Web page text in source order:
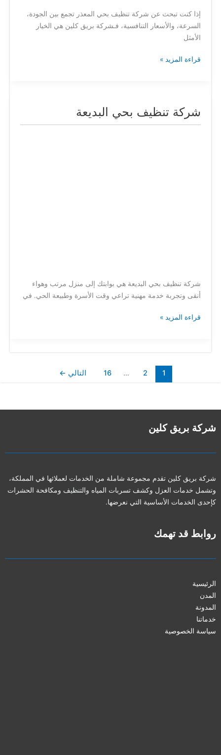
إذا كنت تبحث عن شركة تنظيف بحي المعذر تجمع بين الجودة،
السرعة، والأسعار التنافسية، فـشركة بريق كلين هي الخيار
الأمثل
قراءة المزيد »
شركة تنظيف بحي البديعة
شركة تنظيف بحي البديعة هي بوابتك إلى منزل مرتب وهواء
أنقى وتجربة خدمة مهنية تراعي وقت الأسرة وطبيعة الحي. في
شركة
قراءة المزيد »
1
2
…
16 التالي ←
شركة بريق كلين
شركة بريق كلين تقدم مجموعة شاملة من الخدمات لعملائها في المملكة،
وتشمل خدمات العزل وكشف تسربات المياه والتنظيف ومكافحة الحشرات
كإحدى الخدمات الأساسية التي نعرضها.
روابط قد تهمك
الرئيسية
المدن
المدونة
خدماتنا
سياسة الخصوصية